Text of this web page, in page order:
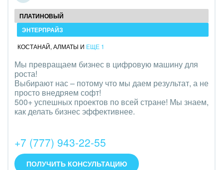
Ритуальные услуги
Рынки и торговля
Финансы, бухгалтерия, банки
Химия и нефтехимия
Ювелирное дело
Юриспруденция
ПЛАТИНОВЫЙ
ЭНТЕРПРАЙЗ
КОСТАНАЙ, АЛМАТЫ И ЕЩЕ 1
Мы превращаем бизнес в цифровую машину для
роста!
Выбирают нас – потому что мы даем результат, а не
просто внедряем софт!
500+ успешных проектов по всей стране! Мы знаем,
как делать бизнес эффективнее.
+7 (777) 943-22-55
ПОЛУЧИТЬ КОНСУЛЬТАЦИЮ